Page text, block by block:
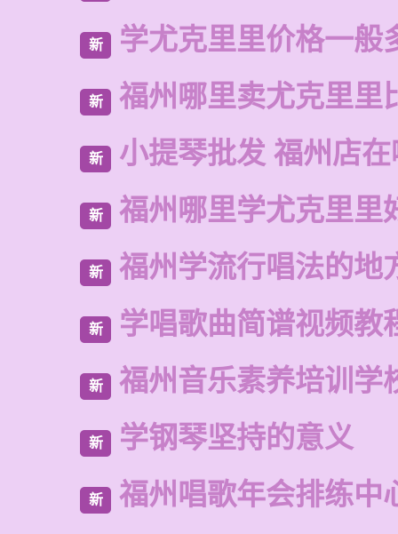
新 学尤克里里价格一般
新 福州哪里卖尤克里里
新 小提琴批发 福州店
新 福州哪里学尤克里里
新 福州学流行唱法的地
新 学唱歌曲简谱视频教
新 福州音乐素养培训学
新 学钢琴坚持的意义
新 福州唱歌年会排练中